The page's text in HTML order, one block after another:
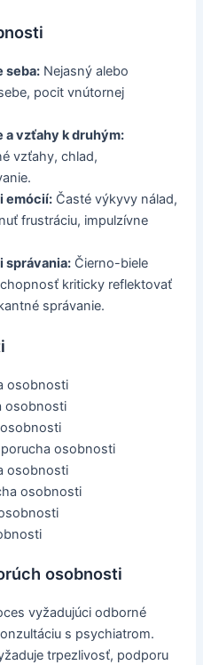
seba: Nejasný alebo
pocit vnútornej
a vzťahy k druhým:
vzťahy, chlad,
emócií: Časté výkyvy nálad,
frustráciu, impulzívne
správania: Čierno-biele
kriticky reflektovať
správanie.
osobnosti
osobnosti
osobnosti
osobnosti
osobnosti
osobnosti
vyžadujúci odborné
s psychiatrom.
trpezlivosť, podporu